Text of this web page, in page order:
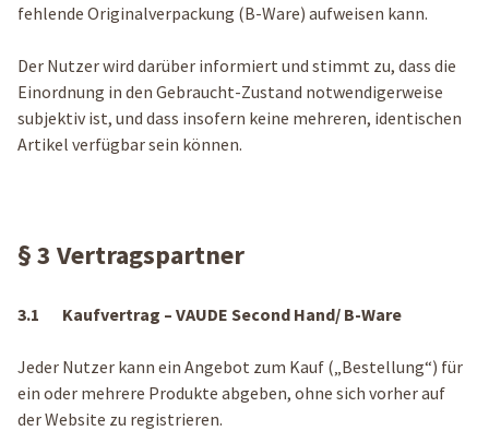
fehlende Originalverpackung (B-Ware) aufweisen kann.
Der Nutzer wird darüber informiert und stimmt zu, dass die
Einordnung in den Gebraucht-Zustand notwendigerweise
subjektiv ist, und dass insofern keine mehreren, identischen
Artikel verfügbar sein können.
§ 3 Vertragspartner
3.1 Kaufvertrag – VAUDE Second Hand/ B-Ware
Jeder Nutzer kann ein Angebot zum Kauf („Bestellung“) für
ein oder mehrere Produkte abgeben, ohne sich vorher auf
der Website zu registrieren.